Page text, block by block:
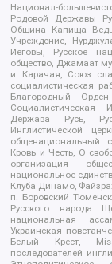
Национал-
Родовой Державы
Община Капища
Учреждение,
Иеговы, Русское
общество, Джамаат
и Карачая, Союз
социалистическая
Благородный
Социалистическая
Держава Русь,
Инглистической
общенациональный
Кровь и Честь, О
организация
национальное
Клуба Динамо,
п. Боровский
Русского народа
национальная
Украинская
Белый Крест,
последователей